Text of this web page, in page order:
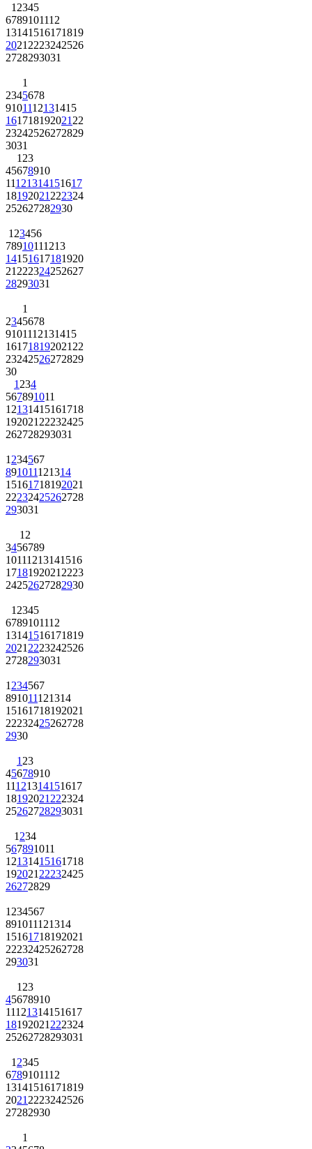
1 2345
6789101112
13141516171819
2021 2223242526
2728293031
1
2345678
9101112131415
161718192021 22
23242526272829
3031
1 23
45678910
11121314151617
18192021 222324
252627282930
1 23456
78910111213
14151617181920
21 222324252627
28293031
1
2345678
9101112131415
161718192021 22
23242526272829
30
1 234
567891011
12131415161718
192021 22232425
262728293031
1 234567
891011121314
15161718192021
22232425262728
293031
1 2
3456789
10111213141516
1718192021 2223
24252627282930
1 2345
6789101112
13141516171819
2021 2223242526
2728293031
1 234567
891011121314
15161718192021
22232425262728
2930
1 23
45678910
11121314151617
18192021 222324
25262728293031
1 234
567891011
12131415161718
192021 22232425
26272829
1 234567
891011121314
15161718192021
22232425262728
293031
1 23
45678910
11121314151617
18192021 222324
25262728293031
1 2345
6789101112
13141516171819
2021 2223242526
27282930
1